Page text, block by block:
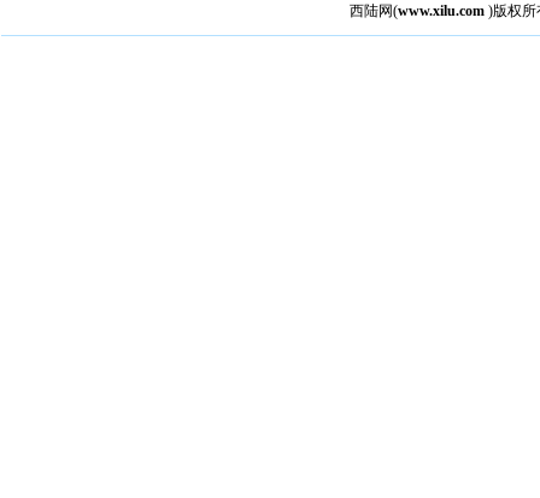
西陆网(www.xilu.com )版权